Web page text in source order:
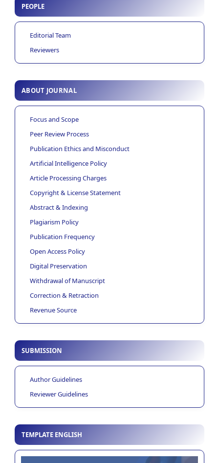
PEOPLE
Editorial Team
Reviewers
ABOUT JOURNAL
Focus and Scope
Peer Review Process
Publication Ethics and Misconduct
Artificial Intelligence Policy
Article Processing Charges
Copyright & License Statement
Abstract & Indexing
Plagiarism Policy
Publication Frequency
Open Access Policy
Digital Preservation
Withdrawal of Manuscript
Correction & Retraction
Revenue Source
SUBMISSION
Author Guidelines
Reviewer Guidelines
TEMPLATE ENGLISH